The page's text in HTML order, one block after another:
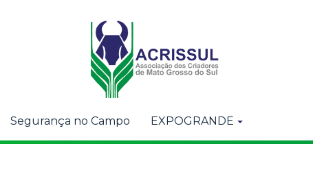
Segurança no Campo EXPOGRANDE